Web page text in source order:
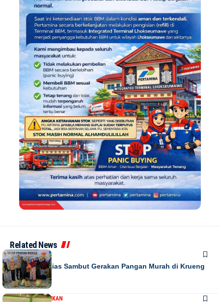
Related News
DAERAH
Warga Antusias Sambut Gerakan Pangan Murah di Krueng
Barona Jaya
DAERAHPENDIDIKAN